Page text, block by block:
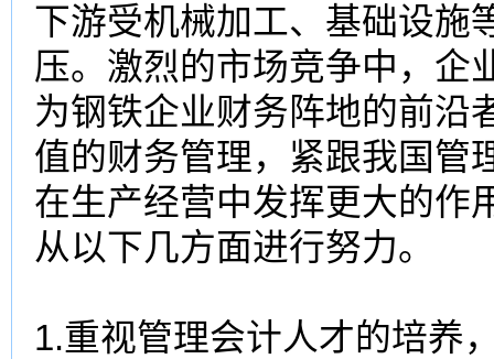
下游受机械加工、基础设施
压。激烈的市场竞争中，企
为钢铁企业财务阵地的前沿
值的财务管理，紧跟我国管
在生产经营中发挥更大的作
从以下几方面进行努力。
1.重视管理会计人才的培养